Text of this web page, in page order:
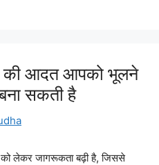
की आदत आपको भूलने
सकती है
को लेकर जागरूकता बढ़ी है, जिससे